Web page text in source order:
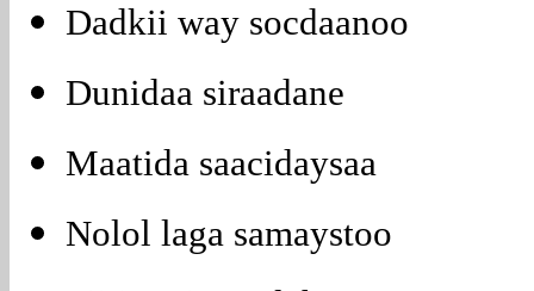
Dadkii way socdaanoo
Dunidaa siraadane
Maatida saacidaysaa
Nolol laga samaystoo